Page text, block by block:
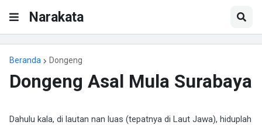
Narakata
Beranda Dongeng
Dongeng Asal Mula Surabaya
Dahulu kala, di lautan nan luas (tepatnya di Laut Jawa), hiduplah